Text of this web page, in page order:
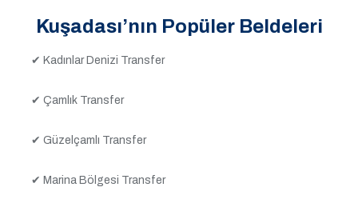
Kuşadası’nın Popüler Beldeleri
✔ Kadınlar Denizi Transfer
✔ Çamlık Transfer
✔ Güzelçamlı Transfer
✔ Marina Bölgesi Transfer